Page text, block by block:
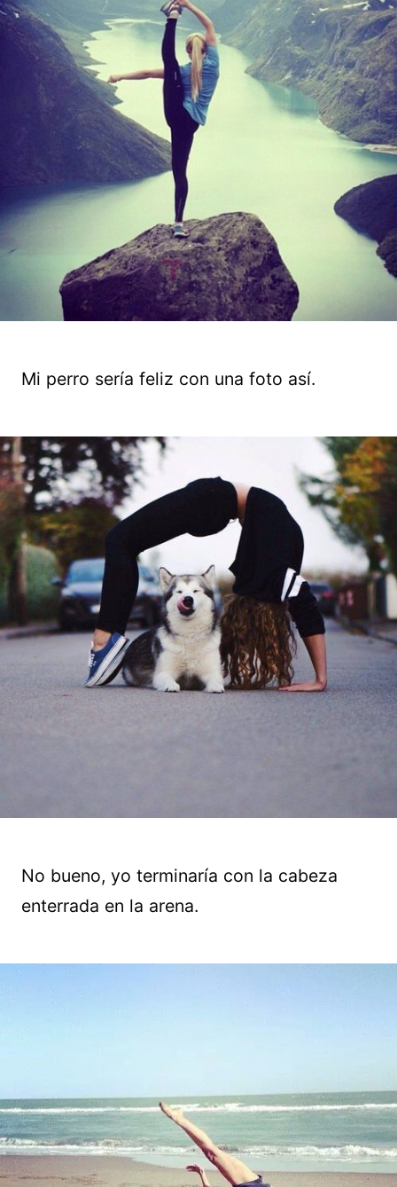
Mi perro sería feliz con una foto así.
No bueno, yo terminaría con la cabeza
enterrada en la arena.